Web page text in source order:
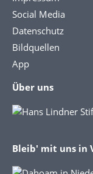
Social Media
Datenschutz
Bildquellen
App
Über uns
Bleib' mit uns in